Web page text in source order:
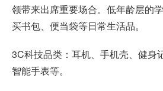
领带来出席重要场合。低年龄层的
买书包、便当袋等日常生活品。
3C科技品类：耳机、手机壳、健身
智能手表等。